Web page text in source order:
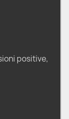
positive,